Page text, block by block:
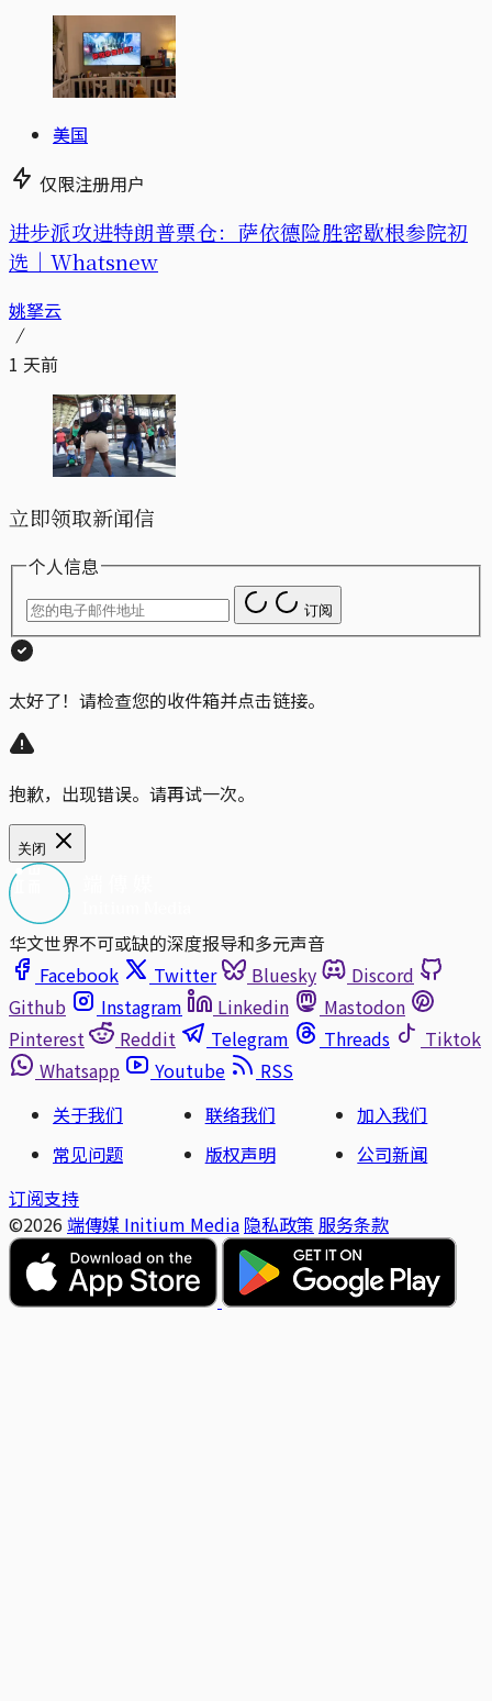
美国
仅限注册用户
进步派攻进特朗普票仓：萨依德险胜密歇根参院初
选｜Whatsnew
姚拏云
1 天前
立即领取新闻信
个人信息
订阅
太好了！请检查您的收件箱并点击链接。
抱歉，出现错误。请再试一次。
关闭
华文世界不可或缺的深度报导和多元声音
Facebook
Twitter Bluesky
Discord
Github
Instagram Linkedin
Mastodon
Pinterest
Reddit Telegram Threads
Tiktok
Whatsapp
Youtube
RSS
关于我们
联络我们
加入我们
常见问题
版权声明
公司新闻
订阅支持
©2026 端傳媒 Initium Media 隐私政策 服务条款